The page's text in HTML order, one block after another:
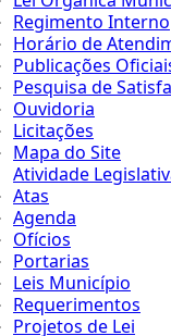
Regimento Interno
Horário de
Publicações
Pesquisa de
Ouvidoria
Licitações
Mapa do Site
Atividade
Atas
Agenda
Ofícios
Portarias
Leis Município
Requerimentos
Projetos de Lei